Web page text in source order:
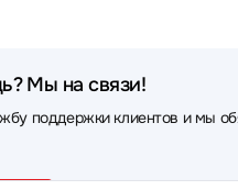
Мы на связи!
поддержки клиентов и мы